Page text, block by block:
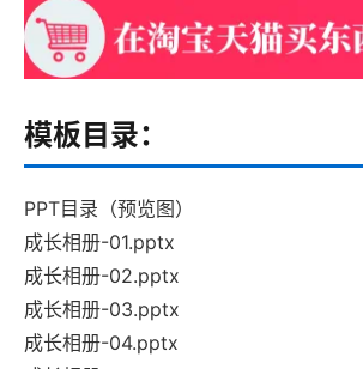
模板目录：
PPT目录（预览图）
成长相册-01.pptx
成长相册-02.pptx
成长相册-03.pptx
成长相册-04.pptx